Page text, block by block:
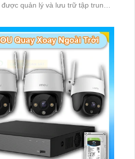
quản lý và lưu trữ tập trung